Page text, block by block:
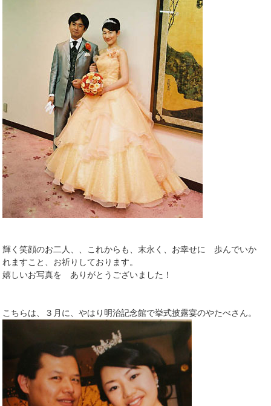
輝く笑顔のお二人、、これからも、末永く、お幸せに 歩んでいか
れますこと、お祈りしております。
嬉しいお写真を ありがとうございました！
こちらは、３月に、やはり明治記念館で挙式披露宴のやたべさん。